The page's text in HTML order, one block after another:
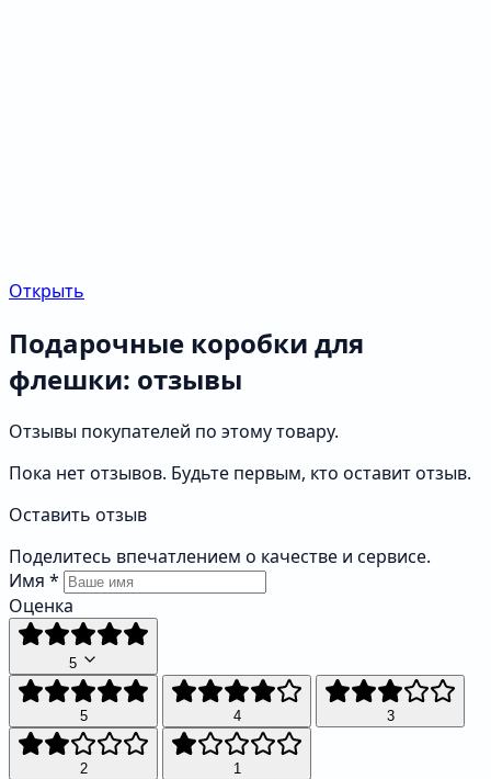
Открыть
Подарочные коробки для
флешки: отзывы
Отзывы покупателей по этому товару.
Пока нет отзывов. Будьте первым, кто оставит отзыв.
Оставить отзыв
Поделитесь впечатлением о качестве и сервисе.
Имя *
Оценка
5
5 4 3
2 1